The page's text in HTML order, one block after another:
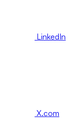
LinkedIn
X.com